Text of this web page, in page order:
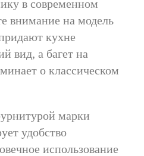
в современном
внимание на модель
кухне
вид, а багет на
о классическом
марки
удобство
использование